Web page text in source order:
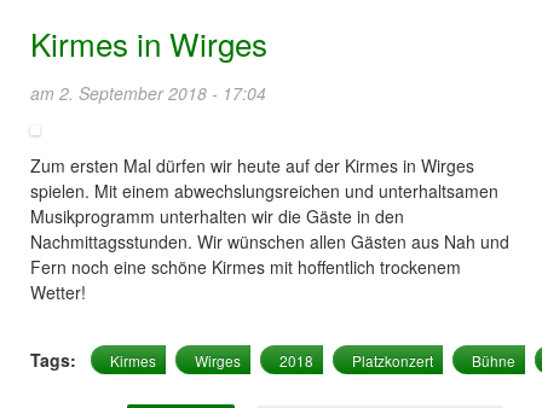
Sie sind hier
Kirmes in Wirges
am 2. September 2018 - 17:04
Zum ersten Mal dürfen wir heute auf der Kirmes in Wirges
spielen. Mit einem abwechslungsreichen und unterhaltsamen
Musikprogramm unterhalten wir die Gäste in den
Nachmittagsstunden. Wir wünschen allen Gästen aus Nah und
Fern noch eine schöne Kirmes mit hoffentlich trockenem
Wetter!
Tags: Kirmes Wirges 2018 Platzkonzert Bühne